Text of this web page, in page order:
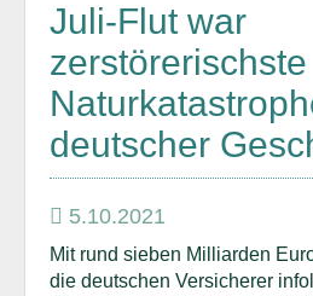
Juli-Flut war
zerstörerischste
deutscher
5.10.2021
Mit rund sieben Milliarden
die deutschen Versicherer